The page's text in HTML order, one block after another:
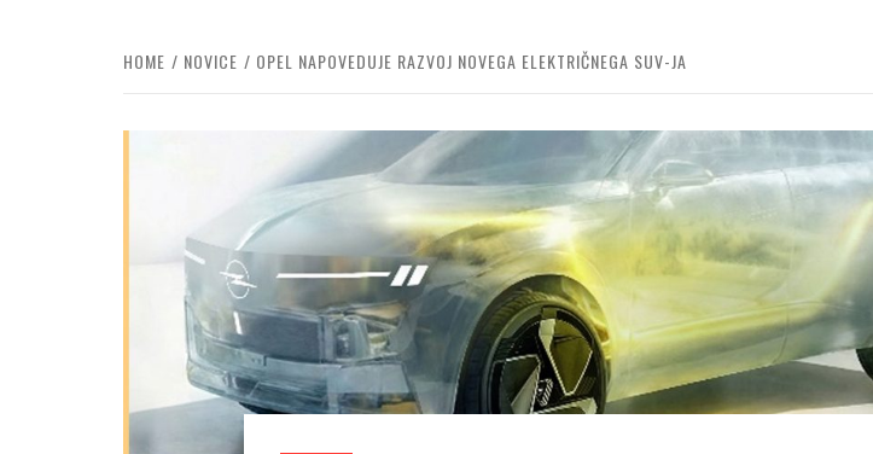
HOME NOVICE OPEL NAPOVEDUJE RAZVOJ NOVEGA ELEKTRIČNEGA SUV-JA